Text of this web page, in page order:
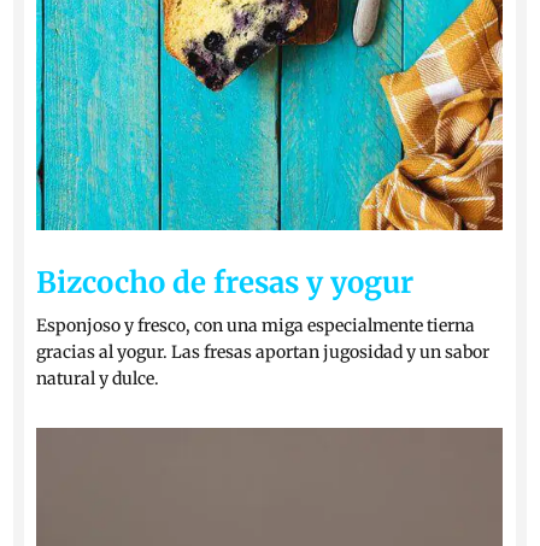
Bizcocho de fresas y yogur
Esponjoso y fresco, con una miga especialmente tierna
gracias al yogur. Las fresas aportan jugosidad y un sabor
natural y dulce.